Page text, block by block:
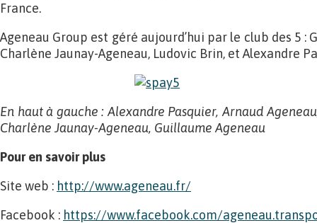
France.
Ageneau Group est géré aujourd’hui par le club des 5 :
Charlène Jaunay-Ageneau, Ludovic Brin, et Alexandre
En haut à gauche : Alexandre Pasquier, Arnaud
Charlène Jaunay-Ageneau, Guillaume Ageneau
Pour en savoir plus
Site web : http://www.ageneau.fr/
Facebook : https://www.facebook.com/